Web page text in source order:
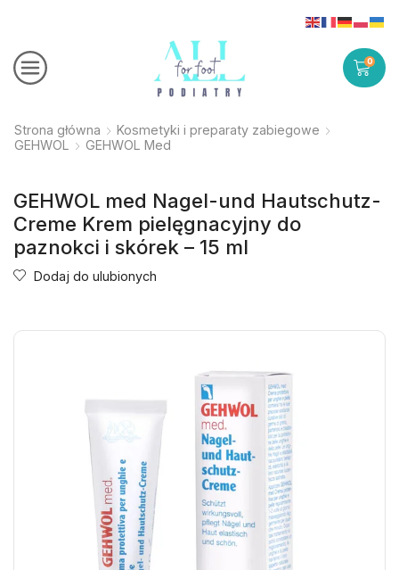
0
Strona główna
Kosmetyki i preparaty zabiegowe
GEHWOL
GEHWOL Med
GEHWOL med Nagel-und Hautschutz-
Creme Krem pielęgnacyjny do
paznokci i skórek – 15 ml
Dodaj do ulubionych